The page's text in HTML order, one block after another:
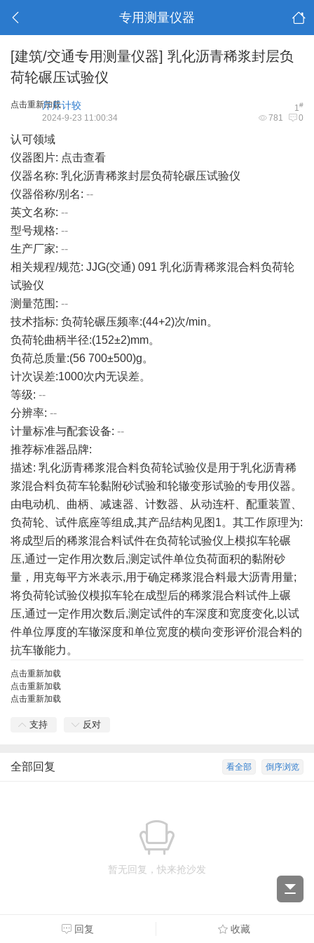
专用测量仪器
[建筑/交通专用测量仪器] 乳化沥青稀浆封层负
荷轮碾压试验仪
点击重新加载 1#
斤斤计较
781 0
2024-9-23 11:00:34
认可领域
仪器图片: 点击查看
仪器名称: 乳化沥青稀浆封层负荷轮碾压试验仪
仪器俗称/别名: --
英文名称: --
型号规格: --
生产厂家: --
相关规程/规范: JJG(交通) 091 乳化沥青稀浆混合料负荷轮
试验仪
测量范围: --
技术指标: 负荷轮碾压频率:(44+2)次/min。
负荷轮曲柄半径:(152±2)mm。
负荷总质量:(56 700±500)g。
计次误差:1000次内无误差。
等级: --
分辨率: --
计量标准与配套设备: --
推荐标准器品牌:
描述: 乳化沥青稀浆混合料负荷轮试验仪是用于乳化沥青稀
浆混合料负荷车轮黏附砂试验和轮辙变形试验的专用仪器。
由电动机、曲柄、减速器、计数器、从动连杆、配重装置、
负荷轮、试件底座等组成,其产品结构见图1。其工作原理为:
将成型后的稀浆混合料试件在负荷轮试验仪上模拟车轮碾
压,通过一定作用次数后,测定试件单位负荷面积的黏附砂
量，用克每平方米表示,用于确定稀浆混合料最大沥青用量;
将负荷轮试验仪模拟车轮在成型后的稀浆混合料试件上碾
压,通过一定作用次数后,测定试件的车深度和宽度变化,以试
件单位厚度的车辙深度和单位宽度的横向变形评价混合料的
抗车辙能力。
点击重新加载
点击重新加载
点击重新加载
支持 反对
倒序浏览
看全部
全部回复
暂无回复，快来抢沙发
回复 收藏